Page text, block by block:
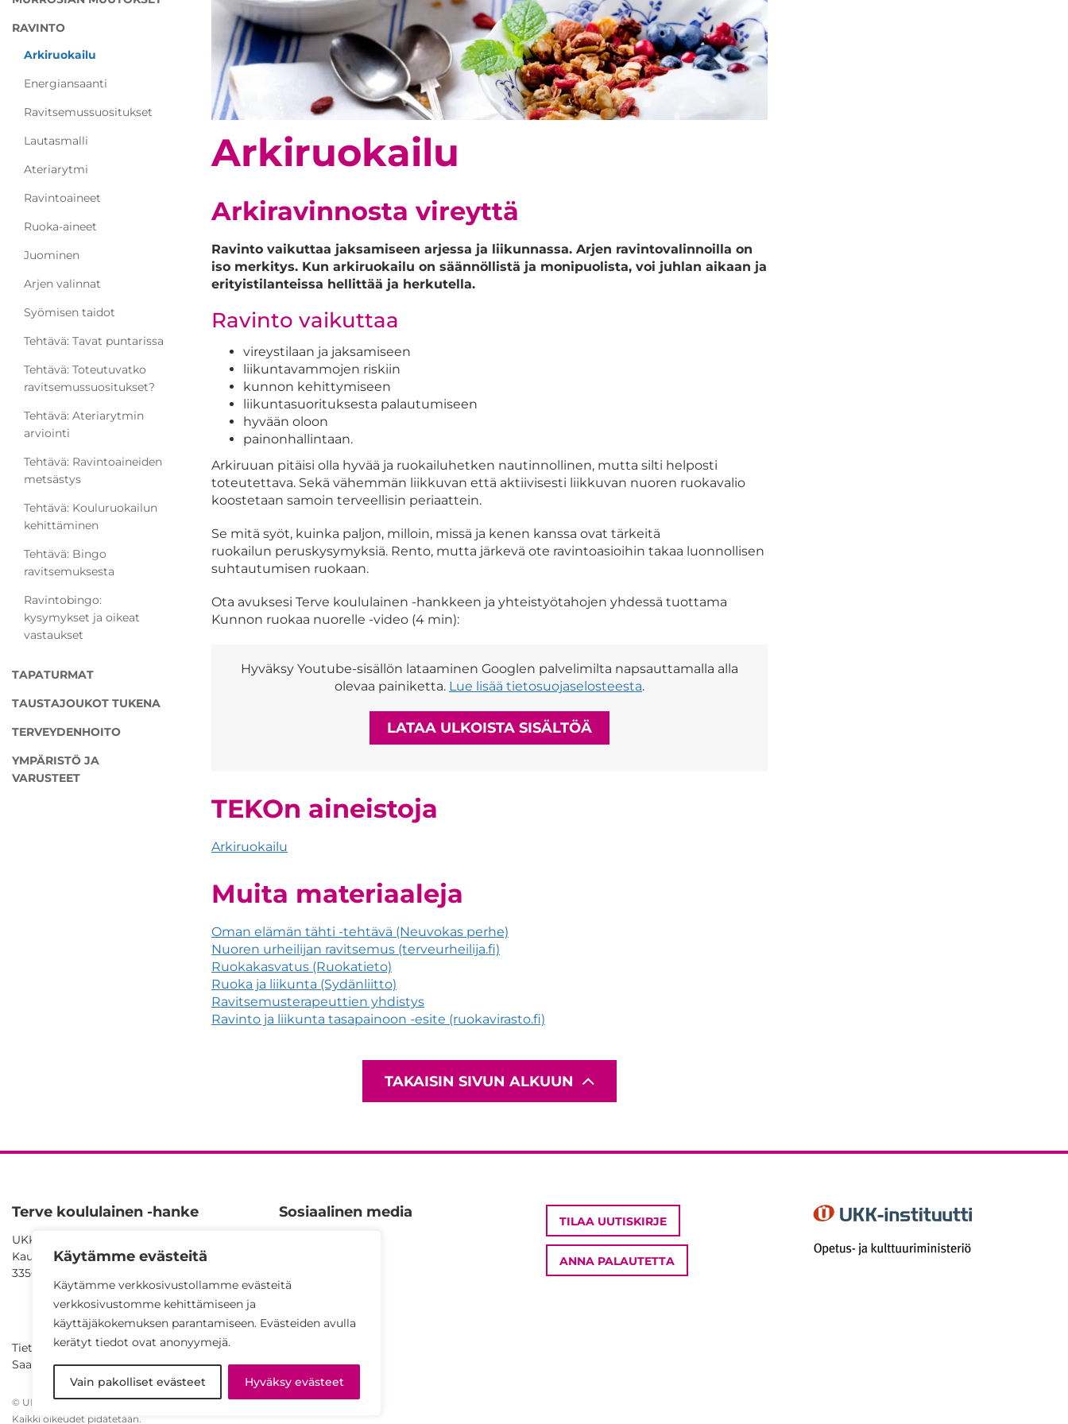
Käytämme evästeitä
Käytämme verkkosivustollamme evästeitä
verkkosivustomme kehittämiseen ja
käyttäjäkokemuksen parantamiseen. Evästeiden avulla
kerätyt tiedot ovat anonyymejä.
Vain pakolliset evästeet Hyväksy evästeet
Arkiruokailu
Arkiravinnosta vireyttä
Ravinto vaikuttaa jaksamiseen arjessa ja liikunnassa. Arjen ravintovalinnoilla on
iso merkitys. Kun arkiruokailu on säännöllistä ja monipuolista, voi juhlan aikaan ja
erityistilanteissa hellittää ja herkutella.
Ravinto vaikuttaa
vireystilaan ja jaksamiseen
liikuntavammojen riskiin
kunnon kehittymiseen
liikuntasuorituksesta palautumiseen
hyvään oloon
painonhallintaan.
Arkiruuan pitäisi olla hyvää ja ruokailuhetken nautinnollinen, mutta silti helposti
toteutettava. Sekä vähemmän liikkuvan että aktiivisesti liikkuvan nuoren ruokavalio
koostetaan samoin terveellisin periaattein.
Se mitä syöt, kuinka paljon, milloin, missä ja kenen kanssa ovat tärkeitä
ruokailun peruskysymyksiä. Rento, mutta järkevä ote ravintoasioihin takaa luonnollisen
suhtautumisen ruokaan.
Ota avuksesi Terve koululainen -hankkeen ja yhteistyötahojen yhdessä tuottama
Kunnon ruokaa nuorelle -video (4 min):
Hyväksy Youtube-sisällön lataaminen Googlen palvelimilta napsauttamalla alla
olevaa painiketta. Lue lisää tietosuojaselosteesta.
LATAA ULKOISTA SISÄLTÖÄ
TEKOn aineistoja
Arkiruokailu
Muita materiaaleja
Oman elämän tähti -tehtävä (Neuvokas perhe)
Nuoren urheilijan ravitsemus (terveurheilija.fi)
Ruokakasvatus (Ruokatieto)
Ruoka ja liikunta (Sydänliitto)
Ravitsemusterapeuttien yhdistys
Ravinto ja liikunta tasapainoon -esite (ruokavirasto.fi)
TAKAISIN SIVUN ALKUUN
RAVINTO
Arkiruokailu
Energiansaanti
Ravitsemussuositukset
Lautasmalli
Ateriarytmi
Ravintoaineet
Ruoka-aineet
Juominen
Arjen valinnat
Syömisen taidot
Tehtävä: Tavat puntarissa
Tehtävä: Toteutuvatko
ravitsemussuositukset?
Tehtävä: Ateriarytmin
arviointi
Tehtävä: Ravintoaineiden
metsästys
Tehtävä: Kouluruokailun
kehittäminen
Tehtävä: Bingo
ravitsemuksesta
Ravintobingo:
kysymykset ja oikeat
vastaukset
TAPATURMAT
TAUSTAJOUKOT TUKENA
TERVEYDENHOITO
YMPÄRISTÖ JA
VARUSTEET
Terve koululainen -hanke
UKK-instituutti
Kaupinpuistonkatu 1
33500 Tampere
Sosiaalinen media
SlideShare
TILAA UUTISKIRJE
ANNA PALAUTETTA
Tietosuojaseloste
Saavutettavuusseloste
© UKK-instituutti 2026
Kaikki oikeudet pidätetään.